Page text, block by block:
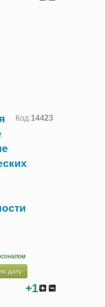
Код 14423
дату
+1